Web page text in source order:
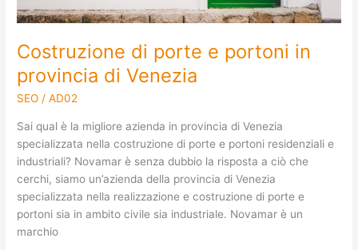
Costruzione di porte e portoni in
provincia di Venezia
SEO /AD02
Sai qual è la migliore azienda in provincia di Venezia
specializzata nella costruzione di porte e portoni residenziali e
industriali? Novamar è senza dubbio la risposta a ciò che
cerchi, siamo un’azienda della provincia di Venezia
specializzata nella realizzazione e costruzione di porte e
portoni sia in ambito civile sia industriale. Novamar è un
marchio